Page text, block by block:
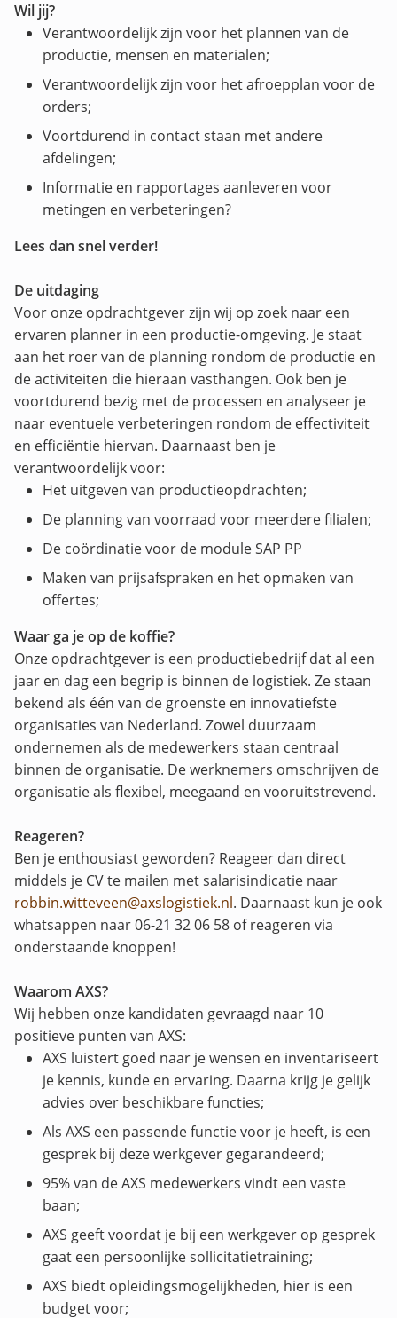
Wil jij?
Verantwoordelijk zijn voor het plannen van de
productie, mensen en materialen;
Verantwoordelijk zijn voor het afroepplan voor de
orders;
Voortdurend in contact staan met andere
afdelingen;
Informatie en rapportages aanleveren voor
metingen en verbeteringen?
Lees dan snel verder!
De uitdaging
Voor onze opdrachtgever zijn wij op zoek naar een
ervaren planner in een productie-omgeving. Je staat
aan het roer van de planning rondom de productie en
de activiteiten die hieraan vasthangen. Ook ben je
voortdurend bezig met de processen en analyseer je
naar eventuele verbeteringen rondom de effectiviteit
en efficiëntie hiervan. Daarnaast ben je
verantwoordelijk voor:
Het uitgeven van productieopdrachten;
De planning van voorraad voor meerdere filialen;
De coördinatie voor de module SAP PP
Maken van prijsafspraken en het opmaken van
offertes;
Waar ga je op de koffie?
Onze opdrachtgever is een productiebedrijf dat al een
jaar en dag een begrip is binnen de logistiek. Ze staan
bekend als één van de groenste en innovatiefste
organisaties van Nederland. Zowel duurzaam
ondernemen als de medewerkers staan centraal
binnen de organisatie. De werknemers omschrijven de
organisatie als flexibel, meegaand en vooruitstrevend.
Reageren?
Ben je enthousiast geworden? Reageer dan direct
middels je CV te mailen met salarisindicatie naar
robbin.witteveen@axslogistiek.nl. Daarnaast kun je ook
whatsappen naar 06-21 32 06 58 of reageren via
onderstaande knoppen!
Waarom AXS?
Wij hebben onze kandidaten gevraagd naar 10
positieve punten van AXS:
AXS luistert goed naar je wensen en inventariseert
je kennis, kunde en ervaring. Daarna krijg je gelijk
advies over beschikbare functies;
Als AXS een passende functie voor je heeft, is een
gesprek bij deze werkgever gegarandeerd;
95% van de AXS medewerkers vindt een vaste
baan;
AXS geeft voordat je bij een werkgever op gesprek
gaat een persoonlijke sollicitatietraining;
AXS biedt opleidingsmogelijkheden, hier is een
budget voor;